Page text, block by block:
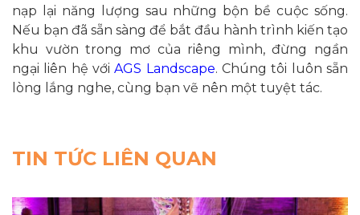
nạp lại năng lượng sau những bộn bề cuộc sống.
Nếu bạn đã sẵn sàng để bắt đầu hành trình kiến tạo
khu vườn trong mơ của riêng mình, đừng ngần
ngại liên hệ vớiAGS Landscape. Chúng tôi luôn sẵn
lòng lắng nghe, cùng bạn vẽ nên một tuyệt tác.
TIN TỨC LIÊN QUAN